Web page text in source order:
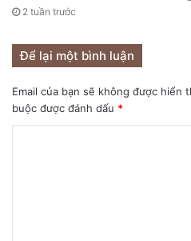
2 tuần trước
Để lại một bình luận
Email của bạn sẽ không được hiển
buộc được đánh dấu *